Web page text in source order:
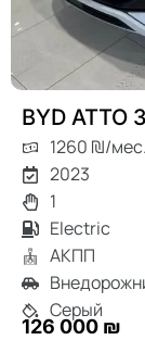
BYD ATTO 3
1260 ₪/мес.
2023
1
Electric
АКПП
Серый
126 000 ₪